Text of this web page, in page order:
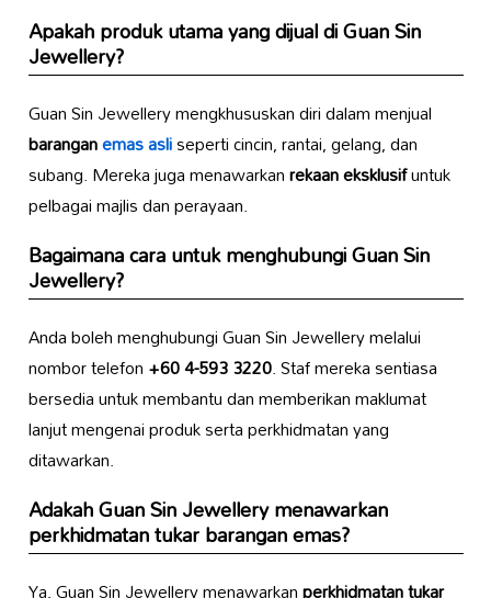
Apakah produk utama yang dijual di Guan Sin
Jewellery?
Guan Sin Jewellery mengkhususkan diri dalam menjual
baranganemas asliseperti cincin, rantai, gelang, dan
subang. Mereka juga menawarkanrekaan eksklusifuntuk
pelbagai majlis dan perayaan.
Bagaimana cara untuk menghubungi Guan Sin
Jewellery?
Anda boleh menghubungi Guan Sin Jewellery melalui
nombor telefon+60 4-593 3220. Staf mereka sentiasa
bersedia untuk membantu dan memberikan maklumat
lanjut mengenai produk serta perkhidmatan yang
ditawarkan.
Adakah Guan Sin Jewellery menawarkan
perkhidmatan tukar barangan emas?